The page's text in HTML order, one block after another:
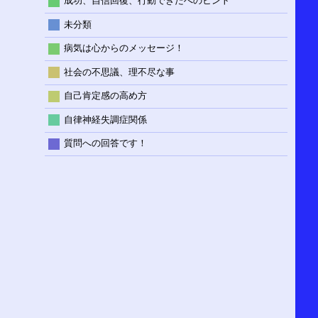
未分類
病気は心からのメッセージ！
社会の不思議、理不尽な事
自己肯定感の高め方
自律神経失調症関係
質問への回答です！